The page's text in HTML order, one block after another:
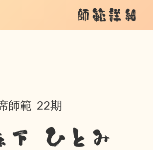
師範詳細
師範 22期
下 ひとみ